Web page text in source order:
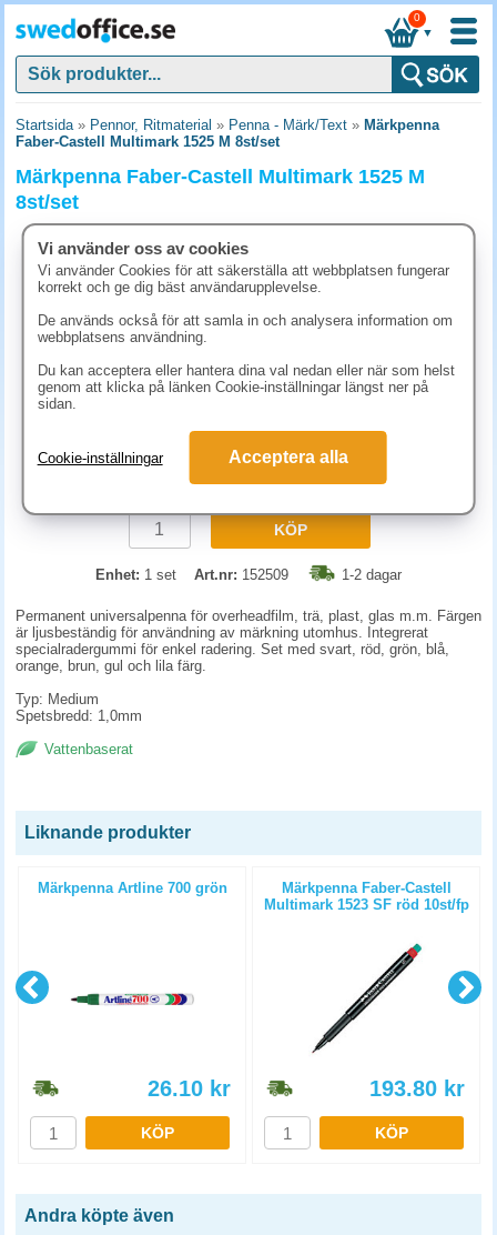
▼
0
Startsida» Pennor, Ritmaterial » Penna - Märk/Text » Märkpenna
Faber-Castell Multimark 1525 M 8st/set
Märkpenna Faber-Castell Multimark 1525 M
8st/set
156.30 kr (inkl. moms)
KÖP
Enhet: 1 set Art.nr: 152509 1-2 dagar
Permanent universalpenna för overheadfilm, trä, plast, glas m.m. Färgen
är ljusbeständig för användning av märkning utomhus. Integrerat
specialradergummi för enkel radering. Set med svart, röd, grön, blå,
orange, brun, gul och lila färg.
Typ: Medium
Spetsbredd: 1,0mm
Vattenbaserat
Liknande produkter
Märkpenna Artline 700 grön
26.10 kr
KÖP
Märkpenna Faber-Castell
Multimark 1523 SF röd 10st/fp
193.80 kr
KÖP
Andra köpte även
Vi använder oss av cookies
Vi använder Cookies för att säkerställa att webbplatsen fungerar
korrekt och ge dig bäst användarupplevelse.
De används också för att samla in och analysera information om
webbplatsens användning.
Du kan acceptera eller hantera dina val nedan eller när som helst
genom att klicka på länken Cookie-inställningar längst ner på
sidan.
Cookie-inställningar Acceptera alla